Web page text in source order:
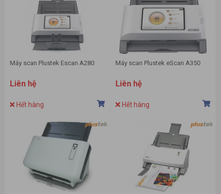
Máy scan Plustek Escan A280
Liên hệ
Hết hàng
Máy scan Plustek eScan A350
Liên hệ
Hết hàng